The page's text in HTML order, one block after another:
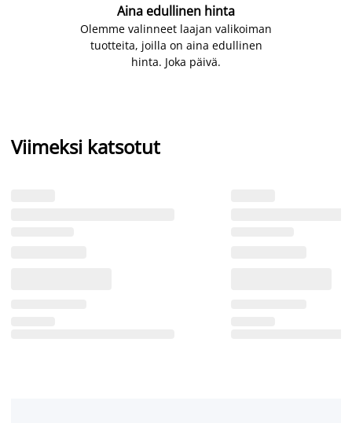
Aina edullinen hinta
Olemme valinneet laajan valikoiman
tuotteita, joilla on aina edullinen
hinta. Joka päivä.
Viimeksi katsotut